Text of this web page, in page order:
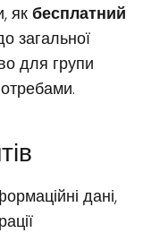
як бесплатний
загальної
для групи
дані,